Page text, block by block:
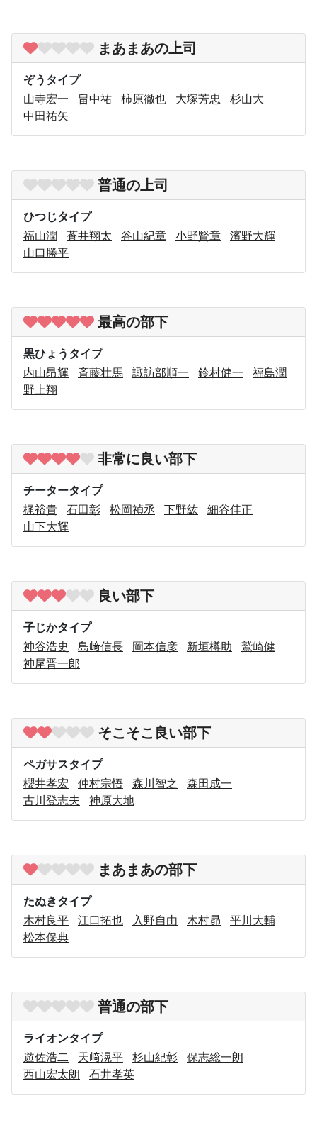
まあまあの上司
ぞうタイプ
山寺宏一
畠中祐 柿原徹也 大塚芳忠
杉山大
中田祐矢
普通の上司
ひつじタイプ
福山潤
蒼井翔太 谷山紀章 小野賢章
濱野大輝
山口勝平
最高の部下
黒ひょうタイプ
内山昂輝
斉藤壮馬 諏訪部順一 鈴村健一
福島潤
野上翔
非常に良い部下
チータータイプ
梶裕貴
石田彰 松岡禎丞 下野紘
細谷佳正
山下大輝
良い部下
子じかタイプ
神谷浩史
島﨑信長 岡本信彦 新垣樽助
鷲崎健
神尾晋一郎
そこそこ良い部下
ペガサスタイプ
櫻井孝宏
仲村宗悟 森川智之
森田成一
古川登志夫
神原大地
まあまあの部下
たぬきタイプ
木村良平
江口拓也 入野自由 木村昴
平川大輔
松本保典
普通の部下
ライオンタイプ
遊佐浩二
天﨑滉平 杉山紀彰
保志総一朗
西山宏太朗
石井孝英